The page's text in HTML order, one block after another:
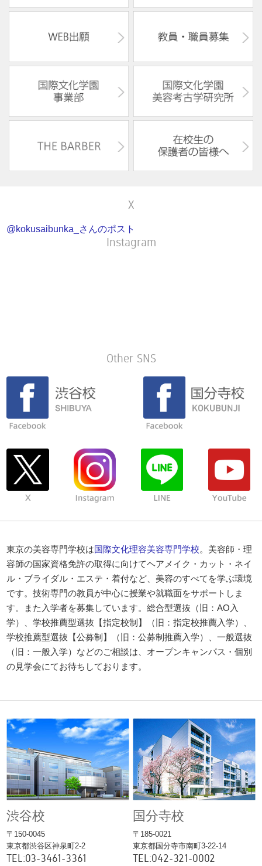
X
@kokusaibunka_さんのポスト
Instagram
Other SNS
東京の美容専門学校は 国際文化理容美容専門学校。美容師・理
容師の国家資格免許の取得に向けてヘアメイク・カット・ネイ
ル・ブライダル・エステ・着付など、美容のすべてを学ぶ環境
です。技術専門の教員が中心に授業や就職面をサポートしま
す。また入学者を募集しています。総合型選抜（旧：AO入
学）、学校推薦型選抜【指定校制】（旧：指定校推薦入学）、
学校推薦型選抜【公募制】（旧：公募制推薦入学）、一般選抜
（旧：一般入学）などのご相談は、オープンキャンパス・個別
の見学会にてお待ちしております。
渋谷校
〒150-0045
東京都渋谷区神泉町2-2
TEL:03-3461-3361
国分寺校
〒185-0021
東京都国分寺市南町3-22-14
TEL:042-321-0002